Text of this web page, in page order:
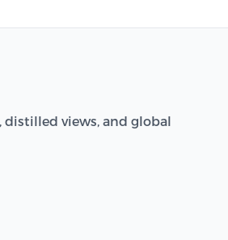
distilled views, and global